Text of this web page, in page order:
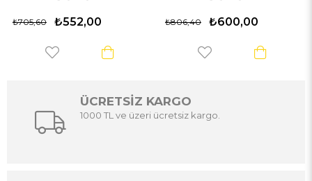
₺806,40 ₺648,00
₺831,36
ÜCRETSİZ KARGO
1000 TL ve üzeri ücretsiz kargo.